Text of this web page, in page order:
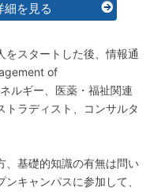
細を見る
をスタートした後、情報通
of
ルギー、医薬・福祉関連
トラディスト、コンサルタ
、基礎的知識の有無は問い
キャンパスに参加して、